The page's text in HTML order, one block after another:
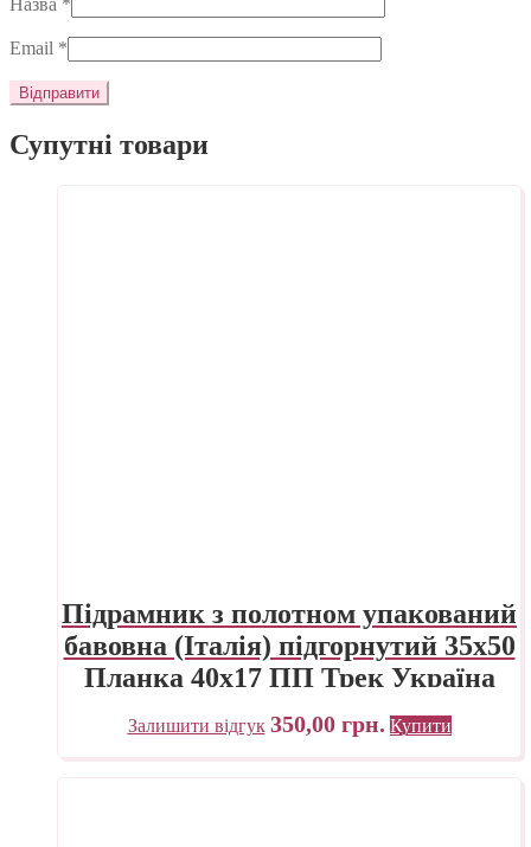
Назва *
Email *
Супутні товари
Підрамник з полотном упакований
бавовна (Італія) підгорнутий 35х50
Планка 40х17 ПП Трек Україна
Залишити відгук 350,00 грн. Купити